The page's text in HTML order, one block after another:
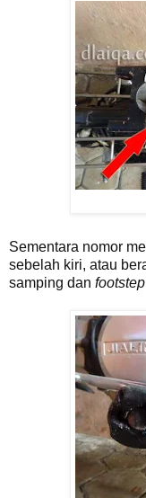
Sementara nomor
sebelah kiri, atau
samping dan footstep